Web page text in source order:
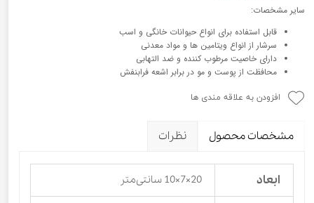
سایر مشخصات:
قابل استفاده برای انواع حیوانات خانگی و اسب
سرشار از انواع ویتامین ها و مواد معدنی
دارای خاصیت مرطوب کننده و ضد التهابی
محافظت از پوست و مو در برابر اشعه فرابنفش
افزودن به علاقه مندی ها
مشخصات محصول نظرات
ابعاد 20×7×10 سانتی‌متر